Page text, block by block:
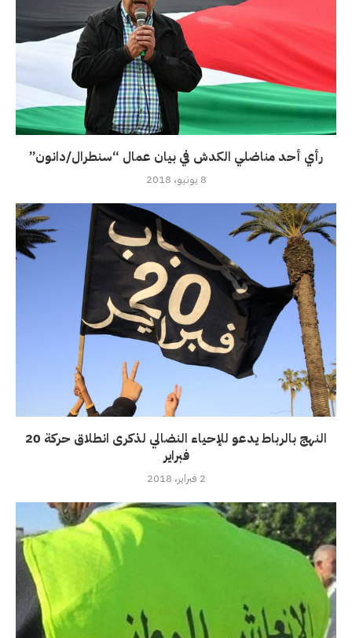
رأي أحد مناضلي الكدش في بيان عمال “سنطرال/دانون”
8 يونيو، 2018
النهج بالرباط يدعو للإحياء النضالي لذكرى انطلاق حركة 20
فبراير
2 فبراير، 2018